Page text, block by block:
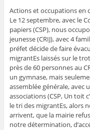
Actions et occupations en
Le 12 septembre, avec le
papiers (CSP), nous
jeunesse (CRIJ), avec 4
préfet décide de faire
migrantEs laissés sur le
près de 60 personnes au
un gymnase, mais
assemblée générale, avec
associations (CSP, Un toit
le tri des migrantEs, alors
arrivent, que la mairie
notre détermination,